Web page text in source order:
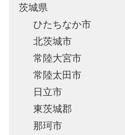
茨城県
ひたちなか市
北茨城市
常陸大宮市
常陸太田市
日立市
東茨城郡
那珂市